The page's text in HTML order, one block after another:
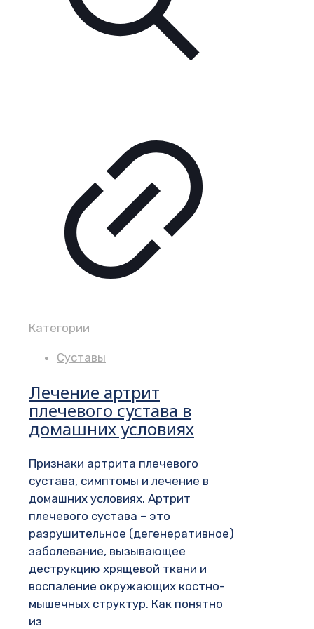
Категории
Суставы
Лечение артрит
плечевого сустава в
домашних условиях
Признаки артрита плечевого
сустава, симптомы и лечение в
домашних условиях. Артрит
плечевого сустава – это
разрушительное (дегенеративное)
заболевание, вызывающее
деструкцию хрящевой ткани и
воспаление окружающих костно-
мышечных структур. Как понятно
из